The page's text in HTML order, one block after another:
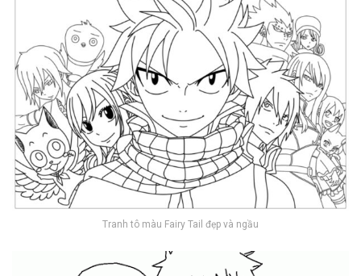
Tranh tô màu Fairy Tail đẹp và ngầu